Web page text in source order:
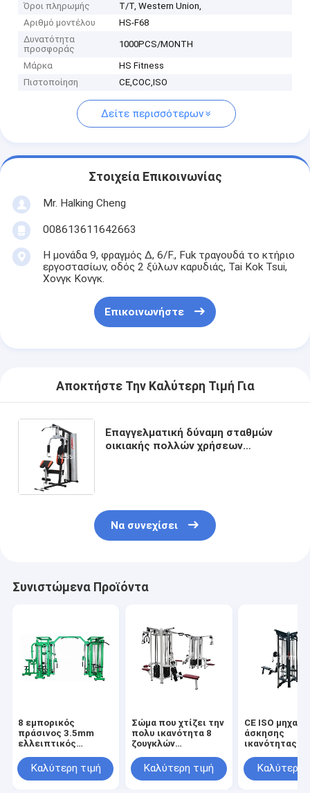
Όροι πληρωμής
T/T, Western Union,
Αριθμό μοντέλου
HS-F68
Δυνατότητα
προσφοράς
1000PCS/MONTH
Μάρκα
HS Fitness
Πιστοποίηση
CE,COC,ISO
Δείτε περισσότερων
Στοιχεία Επικοινωνίας
Mr. Halking Cheng
008613611642663
Η μονάδα 9, φραγμός Δ, 6/F., Fuk τραγουδά το κτήριο
εργοστασίων, οδός 2 ξύλων καρυδιάς, Tai Kok Tsui,
Χονγκ Κονγκ.
Επικοινωνήστε
Αποκτήστε Την Καλύτερη Τιμή Για
Επαγγελματική δύναμη σταθμών
οικιακής πολλών χρήσεων
Να συνεχίσει
Συνιστώμενα Προϊόντα
8 εμπορικός
πράσινος 3.5mm
ελλειπτικός
εξοπλισμού
εγχώριας πολυ
Καλύτερη τιμή
Σώμα που χτίζει την
πολυ ικανότητα 8
ζουγκλών
γυμναστικής μηχανή
γυμναστικής
Καλύτερη τιμή
CE ISO
άσκησης
ικανότητας
εξοπλισμού
εγχώριας
Καλύτερη